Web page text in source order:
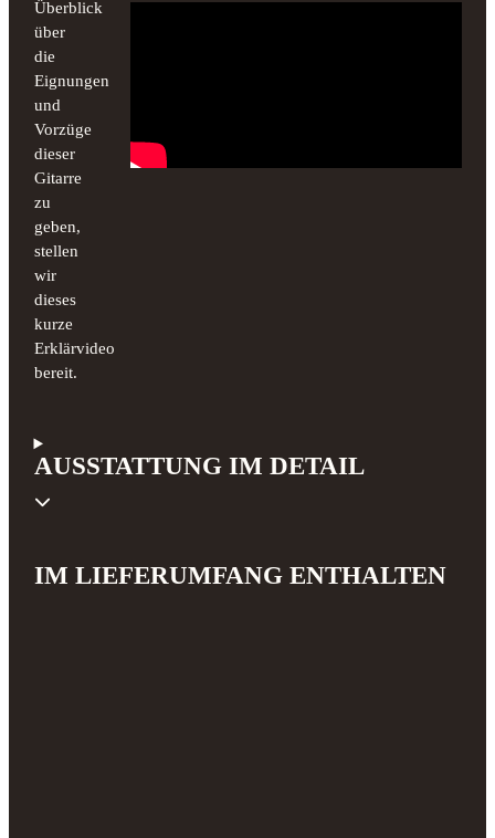
Überblick
über
die
Eignungen
und
Vorzüge
dieser
Gitarre
zu
geben,
stellen
wir
dieses
kurze
Erklärvideo
bereit.
AUSSTATTUNG IM DETAIL
IM LIEFERUMFANG ENTHALTEN